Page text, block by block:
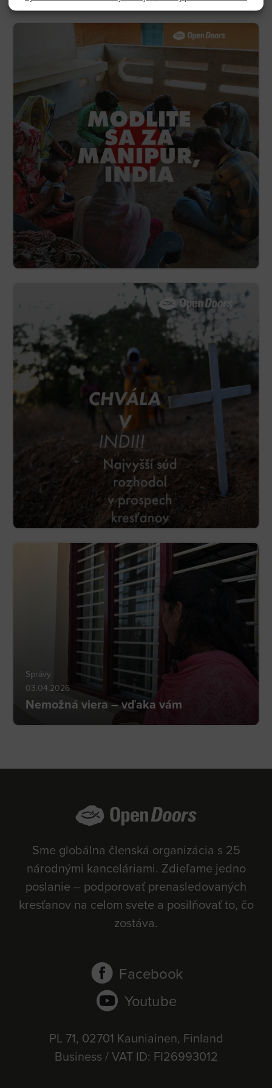
Správy
03.04.2026
Nemožná viera – vďaka vám
Sme globálna členská organizácia s 25
národnými kanceláriami. Zdieľame jedno
poslanie – podporovať prenasledovaných
kresťanov na celom svete a posilňovať to, čo
zostáva.
Facebook
Youtube
PL 71, 02701 Kauniainen, Finland
Business / VAT ID: FI26993012